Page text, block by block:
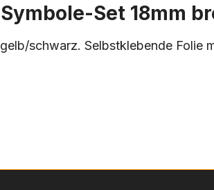
Set 18mm
schwarz. Selbstklebende